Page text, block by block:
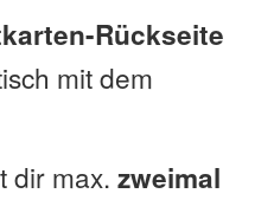
Rückseite
mit dem
dir max. zweimal